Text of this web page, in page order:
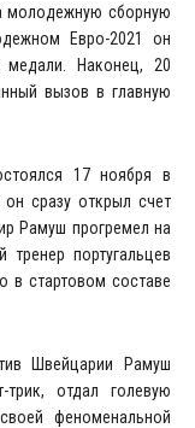
молодежную сборную
Евро-2021 он
медали. Наконец, 20
вызов в главную
17 ноября в
сразу открыл счет
Рамуш прогремел на
португальцев
в стартовом составе
Швейцарии Рамуш
отдал голевую
феноменальной